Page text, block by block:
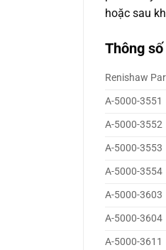
hoặc sau
Thông
Renishaw
A-5000-3551
A-5000-3552
A-5000-3553
A-5000-3554
A-5000-3603
A-5000-3604
A-5000-3611